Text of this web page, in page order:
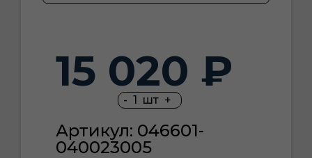
15 020 ₽
- 1 шт +
Артикул: 046601-
040023005